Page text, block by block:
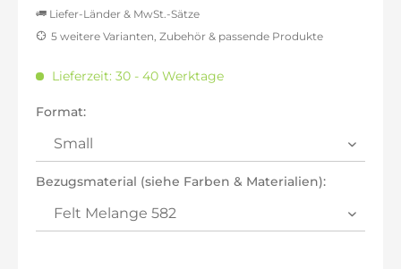
Sie haben dieDatenschutzbestimmungenzur
Kenntnis genommen.
Liefer-Länder & MwSt.-Sätze
inkl. 16% MwSt.: 711,60 €
inkl. 21% MwSt.: 742,27 €
5 weitere Varianten, Zubehör & passende Produkte
Lieferzeit: 30 - 40 Werktage
Format:
Bezugsmaterial (siehe Farben & Materialien):